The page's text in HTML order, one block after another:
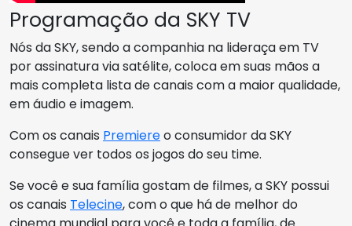
Programação da SKY TV
Nós da SKY, sendo a companhia na lideraça em TV
por assinatura via satélite, coloca em suas mãos a
mais completa lista de canais com a maior qualidade,
em áudio e imagem.
Com os canais Premiereo consumidor da SKY
consegue ver todos os jogos do seu time.
Se você e sua família gostam de filmes, a SKY possui
os canais Telecine, com o que há de melhor do